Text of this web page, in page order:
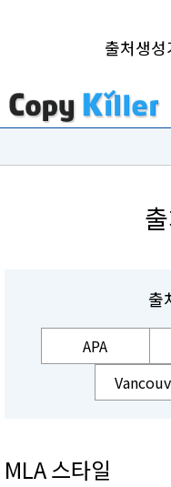
출처생성
출
APA
MLA 스타일